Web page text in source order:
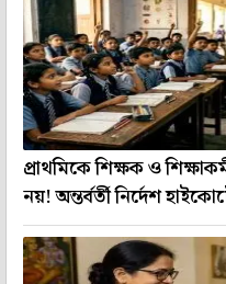
প্রাথমিকে শিক্ষক ও
নয়! অন্তর্বর্তী নির্দেশ